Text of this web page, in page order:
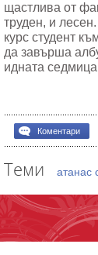
щастлива от
труден, и
курс студент
да завърша
идната
Коментари
Теми атанас